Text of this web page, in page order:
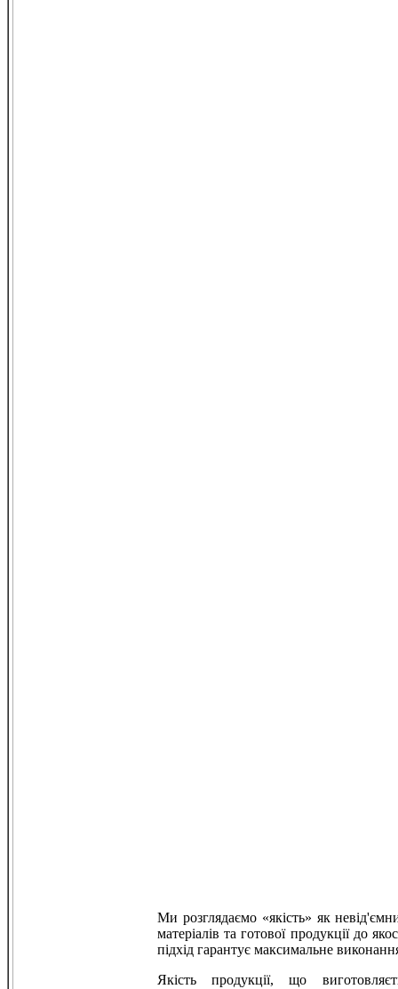
Ми розглядаємо «якість» як
матеріалів та готової продукції до
підхід гарантує максимальне
Якість продукції, що